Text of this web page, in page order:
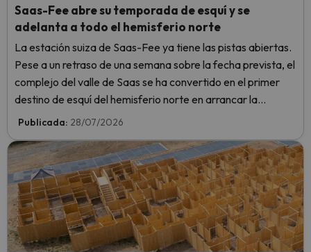
Saas-Fee abre su temporada de esquí y se
adelanta a todo el hemisferio norte
La estación suiza de Saas-Fee ya tiene las pistas abiertas.
Pese a un retraso de una semana sobre la fecha prevista, el
complejo del valle de Saas se ha convertido en el primer
destino de esquí del hemisferio norte en arrancar la
temporada 2026-2027.
Publicada: 28/07/2026